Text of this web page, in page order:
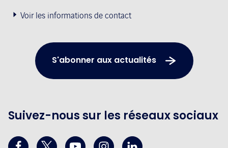
Voir les informations de contact
S'abonner aux actualités
Suivez-nous sur les réseaux sociaux